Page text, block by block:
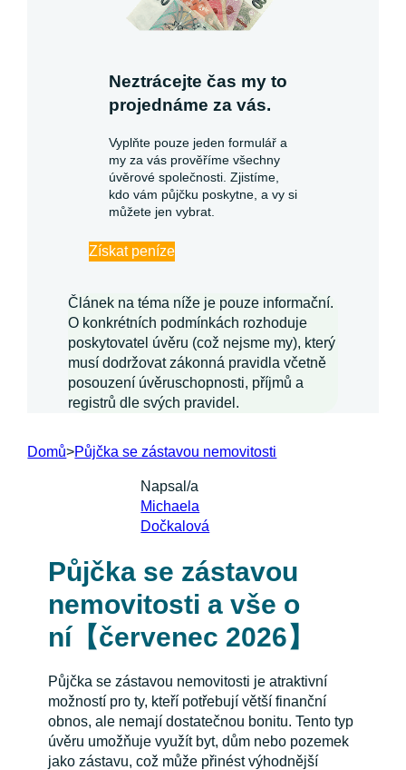
Neztrácejte čas my to
projednáme za vás.
Vyplňte pouze jeden formulář a
my za vás prověříme všechny
úvěrové společnosti. Zjistíme,
kdo vám půjčku poskytne, a vy si
můžete jen vybrat.
Získat peníze
Článek na téma níže je pouze informační.
O konkrétních podmínkách rozhoduje
poskytovatel úvěru (což nejsme my), který
musí dodržovat zákonná pravidla včetně
posouzení úvěruschopnosti, příjmů a
registrů dle svých pravidel.
Domů>Půjčka se zástavou nemovitosti
Napsal/a
Michaela
Dočkalová
Půjčka se zástavou
nemovitosti a vše o
ní【červenec 2026】
Půjčka se zástavou nemovitosti je atraktivní
možností pro ty, kteří potřebují větší finanční
obnos, ale nemají dostatečnou bonitu. Tento typ
úvěru umožňuje využít byt, dům nebo pozemek
jako zástavu, což může přinést výhodnější